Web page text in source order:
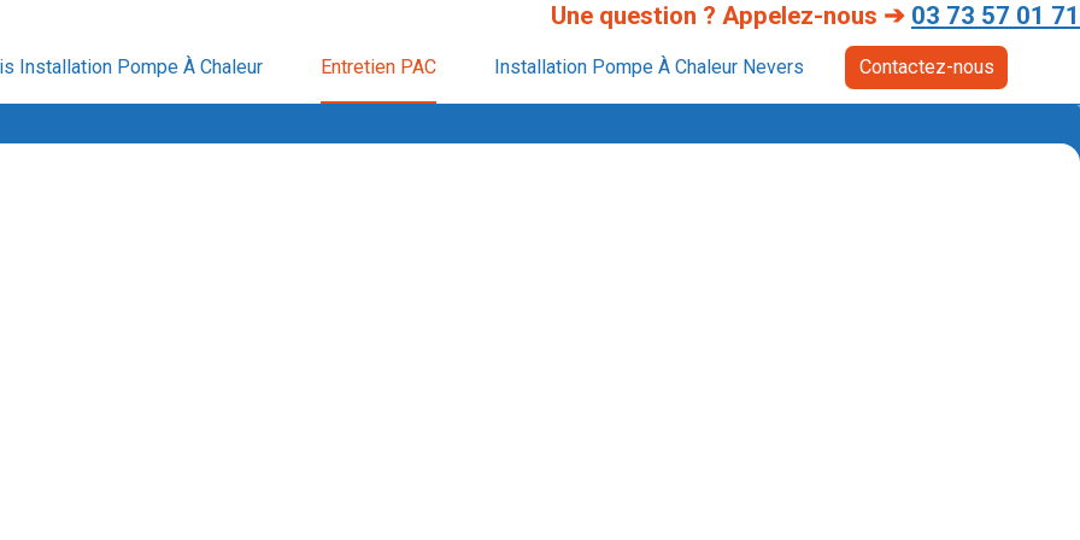
Une question ? Appelez-nous ➔ 03 73 57 01 71
Installation Pompe À Chaleur Entretien PAC Installation Pompe À Chaleur Nevers Contactez-nous